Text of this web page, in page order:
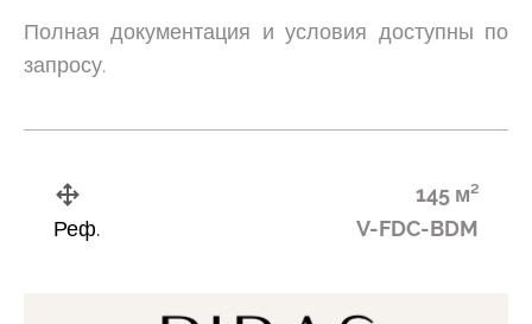
Полная документация и условия доступны по
запросу.
145 м²
Реф.
V-FDC-BDM